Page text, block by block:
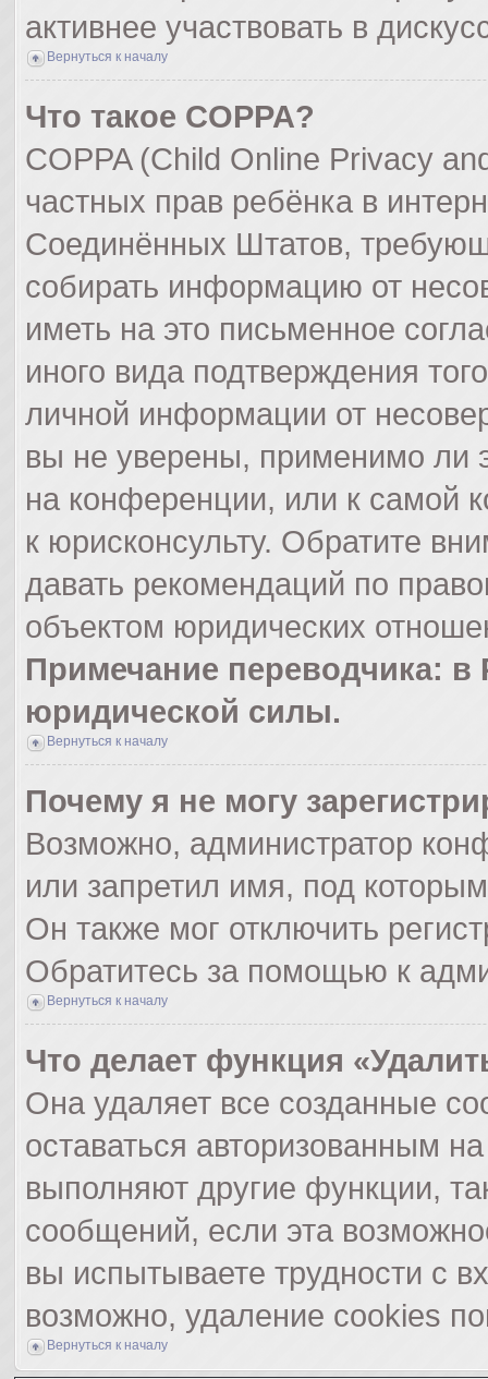
активнее участвовать в
Вернуться к началу
Что такое COPPA?
COPPA (Child Online Privacy
частных прав ребёнка в
Соединённых Штатов,
собирать информацию от
иметь на это письменное
иного вида подтверждения
личной информации от
вы не уверены, применимо ли
на конференции, или к самой
к юрисконсульту. Обратите
давать рекомендаций по
объектом юридических
Примечание переводчика: в
юридической силы.
Вернуться к началу
Почему я не могу
Возможно, администратор
или запретил имя, под
Он также мог отключить
Обратитесь за помощью к
Вернуться к началу
Что делает функция
Она удаляет все созданные
оставаться авторизованным
выполняют другие функции,
сообщений, если эта
вы испытываете трудности с
возможно, удаление cookies
Вернуться к началу